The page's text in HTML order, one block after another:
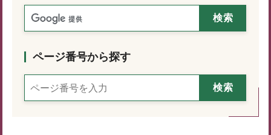
ページ番号から探す